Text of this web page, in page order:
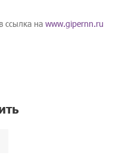
ссылка наwww.gipernn.ru